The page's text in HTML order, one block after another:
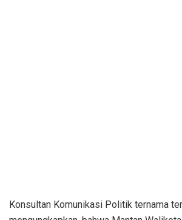
Konsultan Komunikasi Politik ternama